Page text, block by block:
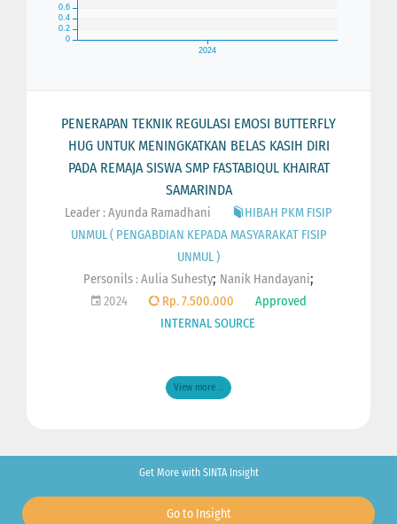
PENERAPAN TEKNIK REGULASI EMOSI BUTTERFLY
HUG UNTUK MENINGKATKAN BELAS KASIH DIRI
PADA REMAJA SISWA SMP FASTABIQUL KHAIRAT
SAMARINDA
Leader : Ayunda Ramadhani
HIBAH PKM FISIP
UNMUL ( PENGABDIAN KEPADA MASYARAKAT FISIP
UNMUL )
Personils :Aulia Suhesty; Nanik Handayani;
2024 Rp. 7.500.000
Approved
INTERNAL SOURCE
View more ...
Get More with SINTA Insight
Go to Insight